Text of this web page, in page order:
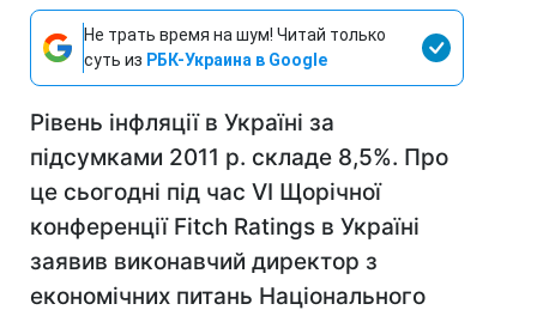
Не трать время на шум! Читай только
суть из РБК-Украина в Google
Рівень інфляції в Україні за
підсумками 2011 р. складе 8,5%. Про
це сьогодні під час VI Щорічної
конференції Fitch Ratings в Україні
заявив виконавчий директор з
економічних питань Національного